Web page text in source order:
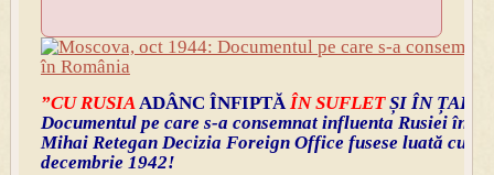
”CU RUSIAADÂNC ÎNFIPTĂÎN SUFLET ȘI ÎN
Documentul pe care s-a consemnat influenta Rusiei în
Mihai Retegan Decizia Foreign Office fusese luată cu
decembrie 1942!